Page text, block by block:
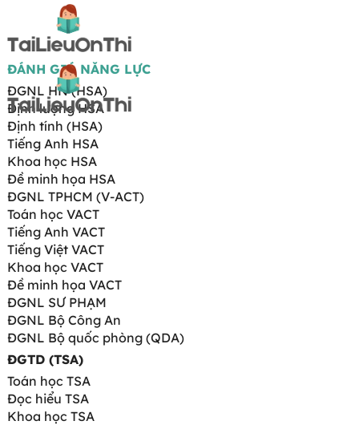
ĐÁNH GIÁ NĂNG LỰC
ĐGNL HN (HSA)
Định lượng HSA
Định tính (HSA)
Tiếng Anh HSA
Khoa học HSA
Đề minh họa HSA
ĐGNL TPHCM (V-ACT)
Toán học VACT
Tiếng Anh VACT
Tiếng Việt VACT
Khoa học VACT
Đề minh họa VACT
ĐGNL SƯ PHẠM
ĐGNL Bộ Công An
ĐGNL Bộ quốc phòng (QDA)
ĐGTD (TSA)
Toán học TSA
Đọc hiểu TSA
Khoa học TSA